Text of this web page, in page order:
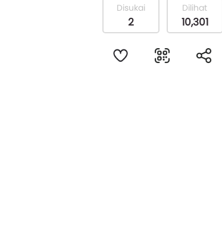
Disukai
2
Dilihat
10,301